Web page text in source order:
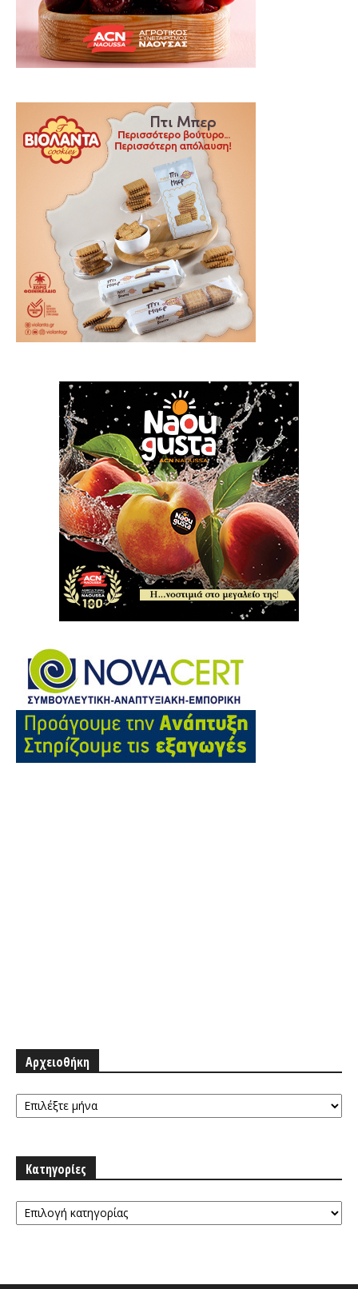
Αρχειοθήκη
Αρχειοθήκη
Κατηγορίες
Κατηγορίες